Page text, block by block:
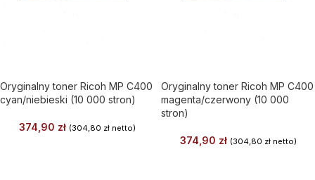
Oryginalny toner Ricoh MP C400
cyan/niebieski (10 000 stron)
374,90 zł (304,80 złnetto)
Oryginalny toner Ricoh MP C400
magenta/czerwony (10 000
stron)
374,90 zł (304,80 złnetto)